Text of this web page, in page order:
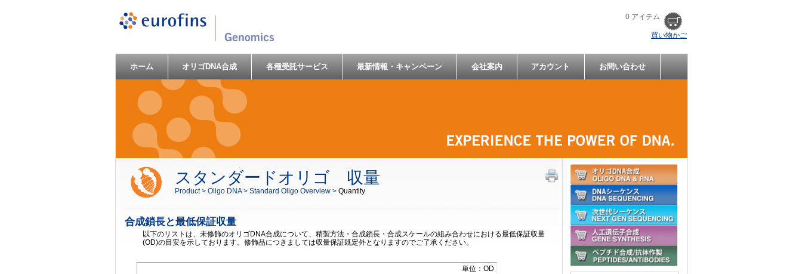
0 アイテム
買い物かご
ホーム オリゴDNA合成 各種受託サービス 最新情報・キャンペーン 会社案内 アカウント お問い合わせ
スタンダードオリゴ 収量
Product > Oligo DNA > Standard Oligo Overview > Quantity
合成鎖長と最低保証収量
以下のリストは、未修飾のオリゴDNA合成について、精製方法・合成鎖長・合成スケールの組み合わせにおける最低保証収量
(OD)の目安を示しております。修飾品につきましては収量保証既定外となりますのでご了承ください。
単位：OD